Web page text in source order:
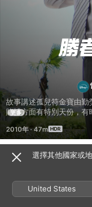
勝
者
為
王
故事講述孤兒符金寶由
賭博方面有特別天份，有
博。他在婚禮前夕付出
未婚妻童花順。他得到拍
切，努力對抗強大敵人
更多
2010年·47m
第 1 季
選擇其他國家或
United States